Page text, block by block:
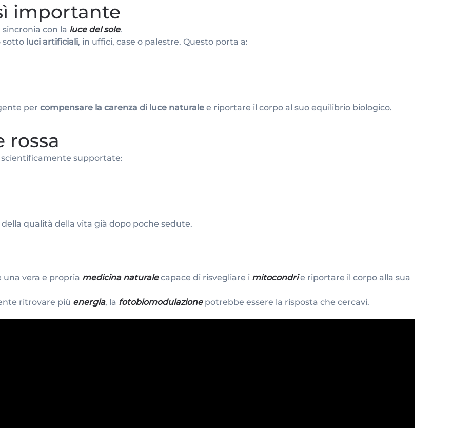
importante
sincronia con la luce del sole.
sotto luci artificiali, in uffici, case o palestre. Questo porta a:
per compensare la carenza di luce naturale e riportare il corpo al suo equilibrio biologico.
rossa
supportate:
qualità della vita già dopo poche sedute.
una vera e propria medicina naturalecapace di risvegliare i mitocondrie riportare il corpo alla sua
ritrovare più energia, la fotobiomodulazionepotrebbe essere la risposta che cercavi.